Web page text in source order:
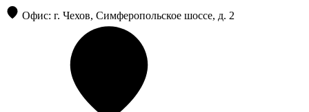
Офис: г. Чехов, Симферопольское шоссе, д. 2